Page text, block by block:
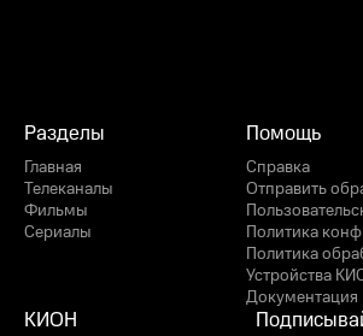
Разделы
Главная
Телеканалы
Фильмы
Сериалы
Помощь
Справка
Отправить
Политика
Политика
Устройства
КИОН